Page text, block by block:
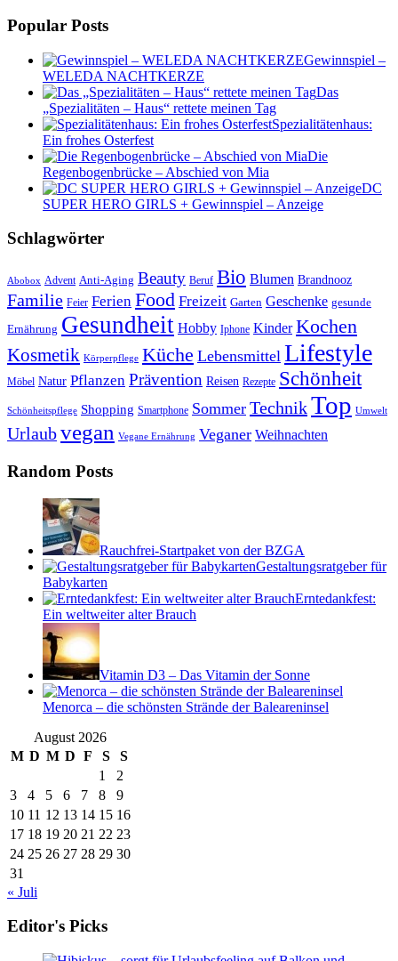
Popular Posts
Gewinnspiel –
WELEDA NACHTKERZE
Das
„Spezialitäten – Haus“ rettete meinen Tag
Spezialitätenhaus:
Ein frohes Osterfest
Die
Regenbogenbrücke – Abschied von Mia
DC
SUPER HERO GIRLS + Gewinnspiel – Anzeige
Schlagwörter
Abobox Advent Anti-Aging Beauty Beruf Bio Blumen Brandnooz
Familie Feier Ferien Food Freizeit Garten Geschenke gesunde
Ernährung Gesundheit Hobby Iphone Kinder Kochen
Kosmetik Körperpflege Küche Lebensmittel Lifestyle
Möbel Natur Pflanzen Prävention Reisen Rezepte Schönheit
Schönheitspflege Shopping Smartphone Sommer TechnikTop Umwelt
Urlaubvegan Vegane Ernährung Veganer Weihnachten
Random Posts
Rauchfrei-Startpaket von der BZGA
Gestaltungsratgeber für
Babykarten
Erntedankfest:
Ein weltweiter alter Brauch
Vitamin D3 – Das Vitamin der Sonne
Menorca – die schönsten Strände der Baleareninsel
August 2026
M D M D F S
S
1
2
3
4 5 6 7 8
9
10 11 12 13 14 15 16
17 18 19 20 21 22 23
24 25 26 27 28 29 30
31
« Juli
Editor's Picks